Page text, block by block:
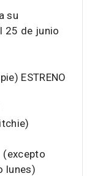
su
25 de junio
ESTRENO
(excepto
lunes)